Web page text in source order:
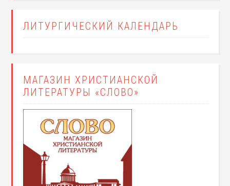
ЛИТУРГИЧЕСКИЙ КАЛЕНДАРЬ
МАГАЗИН ХРИСТИАНСКОЙ
ЛИТЕРАТУРЫ «СЛОВО»